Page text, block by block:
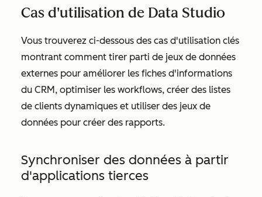
Cas d'utilisation de Data Studio
Vous trouverez ci-dessous des cas d'utilisation clés
montrant comment tirer parti de jeux de données
externes pour améliorer les fiches d'informations
du CRM, optimiser les workflows, créer des listes
de clients dynamiques et utiliser des jeux de
données pour créer des rapports.
Synchroniser des données à partir
d'applications tierces